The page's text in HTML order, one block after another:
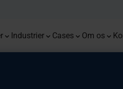
Industrier Cases Om os